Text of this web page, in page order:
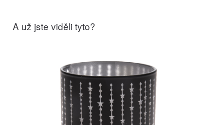
A už jste viděli tyto?